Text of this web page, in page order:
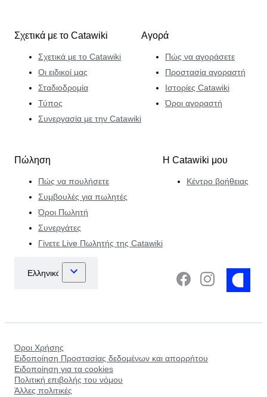
Σχετικά με το Catawiki
Σχετικά με το Catawiki
Οι ειδικοί μας
Σταδιοδρομία
Τύπος
Συνεργασία με την Catawiki
Αγορά
Πώς να αγοράσετε
Προστασία αγοραστή
Ιστορίες Catawiki
Όροι αγοραστή
Πώληση
Πώς να πουλήσετε
Συμβουλές για πωλητές
Όροι Πωλητή
Συνεργάτες
Γίνετε Live Πωλητής της Catawiki
Η Catawiki μου
Κέντρο βοήθειας
Όροι Χρήσης
Ειδοποίηση Προστασίας δεδομένων και απορρήτου
Ειδοποίηση για τα cookies
Πολιτική επιβολής του νόμου
Άλλες πολιτικές